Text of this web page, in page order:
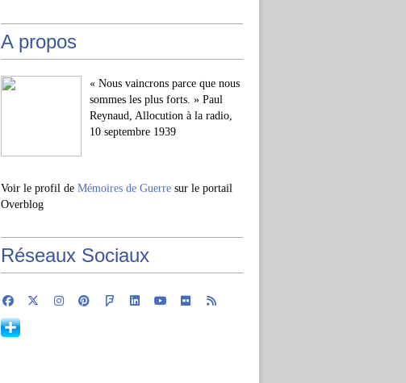
A propos
« Nous vaincrons parce que nous
sommes les plus forts. » Paul
Reynaud, Allocution à la radio,
10 septembre 1939
Voir le profil de Mémoires de Guerre sur le portail
Overblog
Réseaux Sociaux